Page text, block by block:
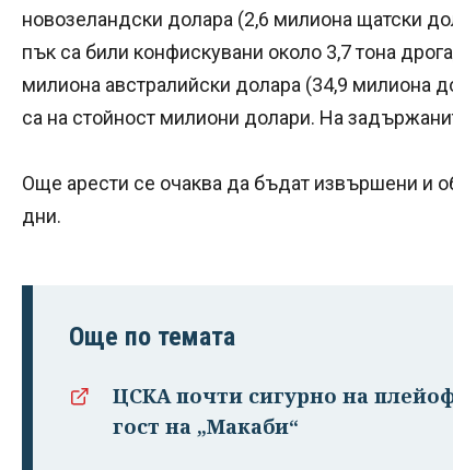
новозеландски долара (2,6 милиона щатски
пък са били конфискувани около 3,7 тона
милиона австралийски долара (34,9 милиона
са на стойност милиони долари. На
Още арести се очаква да бъдат извършени и
дни.
Още по темата
ЦСКА почти сигурно на
гост на „Макаби“